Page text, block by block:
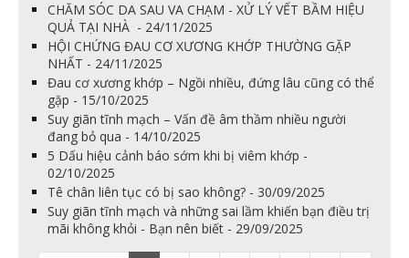
CHĂM SÓC DA SAU VA CHẠM - XỬ LÝ VẾT BẦM HIỆU
QUẢ TẠI NHÀ - 24/11/2025
HỘI CHỨNG ĐAU CƠ XƯƠNG KHỚP THƯỜNG GẶP
NHẤT - 24/11/2025
Đau cơ xương khớp – Ngồi nhiều, đứng lâu cũng có thể
gặp - 15/10/2025
Suy giãn tĩnh mạch – Vấn đề âm thầm nhiều người
đang bỏ qua - 14/10/2025
5 Dấu hiệu cảnh báo sớm khi bị viêm khớp -
02/10/2025
Tê chân liên tục có bị sao không? - 30/09/2025
Suy giãn tĩnh mạch và những sai lầm khiến bạn điều trị
mãi không khỏi - Bạn nên biết - 29/09/2025